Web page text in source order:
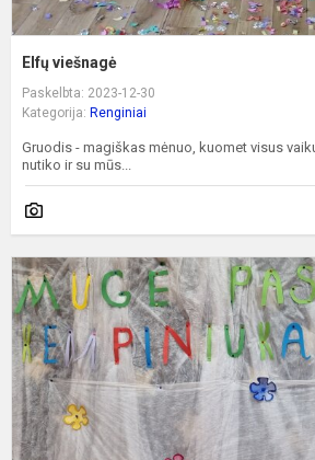
Elfų viešnagė
Paskelbta: 2023-12-30
Kategorija: Renginiai
Gruodis - magiškas mėnuo, kuomet visus
nutiko ir su mūs...